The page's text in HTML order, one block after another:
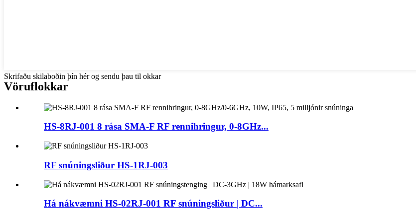
Skrifaðu skilaboðin þín hér og sendu þau til okkar
Vöruflokkar
HS-8RJ-001 8 rása SMA-F RF rennihringur, 0-8GHz...
RF snúningsliður HS-1RJ-003
Há nákvæmni HS-02RJ-001 RF snúningsliður | DC...